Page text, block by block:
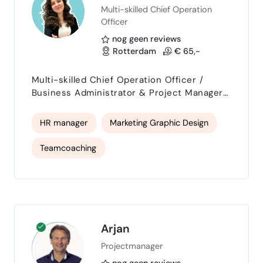
Multi-skilled Chief Operation
Officer
nog geen reviews
Rotterdam
€ 65,-
Multi-skilled Chief Operation Officer /
Business Administrator & Project Manager |
founded a creative agency, led international
projects across three continents, organised
events for 10,000+ people worldwide,
travelled to 12 countries and 4 continents
Caribbeans to do social work, and somehow
HR manager Marketing Graphic Design
Teamcoaching
salesmanager marketing
project manager Strategie
Arjan
Projectmanager